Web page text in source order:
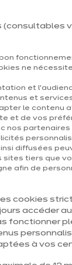
par
pour des
nous
(consultables
ne
et
et
le contenu
et de vos
nos partenaires
diffusées
sites tiers que
afin de
cookies
accéder
fonctionner
à vos